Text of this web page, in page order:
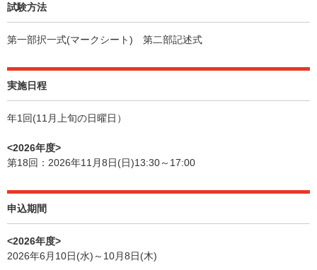
試験方法
第一部択一式(マークシート) 第二部記述式
実施日程
年1回(11月上旬の日曜日）
<2026年度>
第18回：2026年11月8日(日)13:30～17:00
申込期間
<2026年度>
2026年6月10日(水)～10月8日(木)